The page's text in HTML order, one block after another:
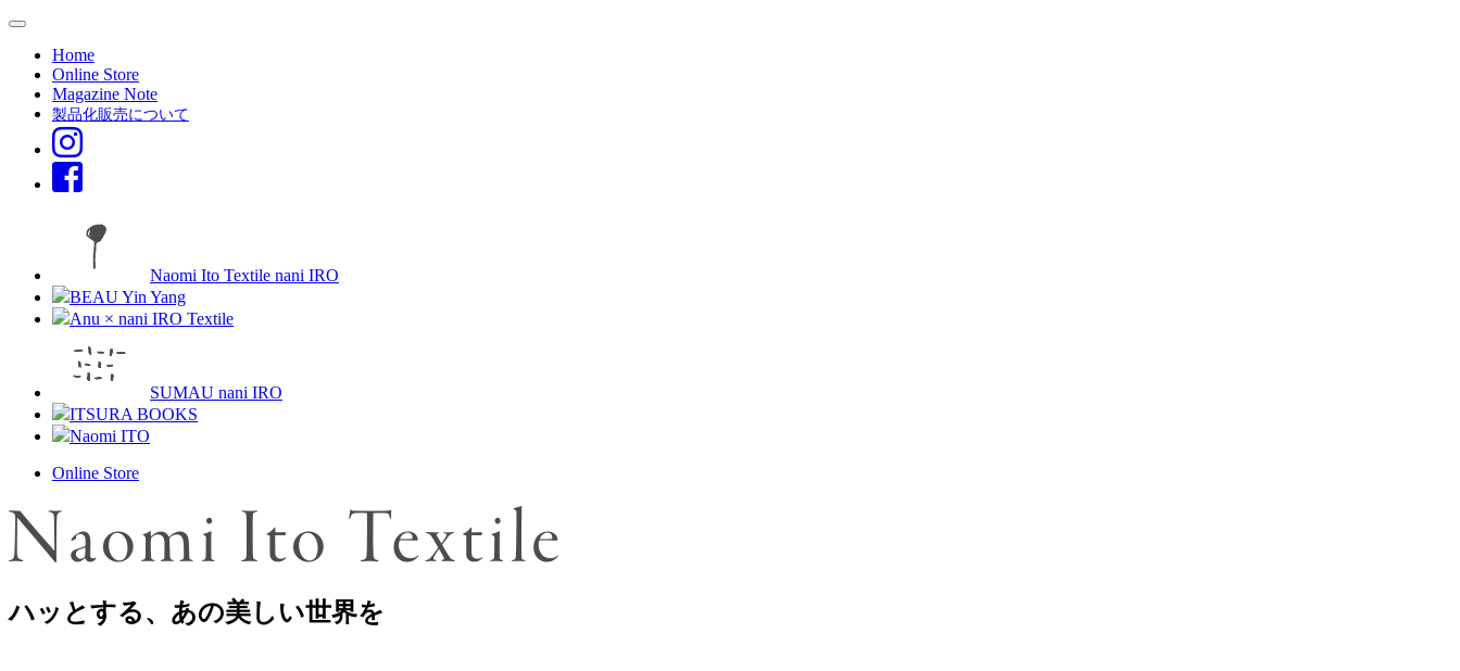
Home
Online Store
Magazine Note
製品化販売について
Naomi Ito Textile nani IRO
BEAU Yin Yang
Anu × nani IRO Textile
SUMAU nani IRO
ITSURA BOOKS
Naomi ITO
Online Store
ハッとする、あの美しい世界を